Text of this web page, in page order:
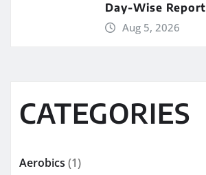
Day-Wise Report
Aug 5, 2026
CATEGORIES
Aerobics (1)